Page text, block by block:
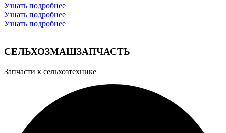
Узнать подробнее
Узнать подробнее
Узнать подробнее
СЕЛЬХОЗМАШЗАПЧАСТЬ
Запчасти к сельхозтехнике